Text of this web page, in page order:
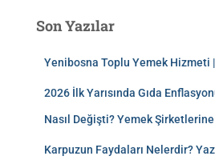
Son Yazılar
Yenibosna Toplu Yemek Hizmeti
2026 İlk Yarısında Gıda
Nasıl Değişti? Yemek
Karpuzun Faydaları Nelerdir? Yaz